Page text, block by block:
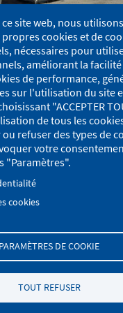
du foyer
volontaire des déchets
du foyer au parking
travaux de la Grande
pour la base de vie
ce site web, nous
cookies et de
nécessaires pour
améliorant la
de performance,
sur l'utilisation du site
"ACCEPTER
de tous les
refuser des types de
votre
"Paramètres".
cookies
PARAMÈTRES DE COOKIE
TOUT REFUSER
Politique de